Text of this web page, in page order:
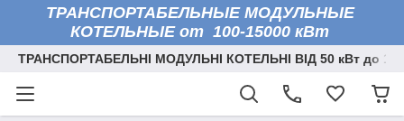
ТРАНСПОРТАБЕЛЬНЫЕ МОДУЛЬНЫЕ
КОТЕЛЬНЫЕ от 100-15000 кВт
ТРАНСПОРТАБЕЛЬНІ МОДУЛЬНІ КОТЕЛЬНІ ВІД 50 кВт до